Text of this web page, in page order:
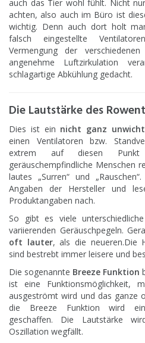
auch das Tier wohl fühlt. Nicht
achten, also auch im Büro ist
wichtig. Denn auch dort holt
falsch eingestellte
Vermengung der
angenehme Luftzirkulation
schlagartige Abkühlung gedacht.
Die Lautstärke des
Dies ist ein nicht ganz
einen Ventilatoren bzw.
extrem auf diesen
geräuschempfindliche Menschen
lautes „Surren“ und
Angaben der Hersteller und
Produktangaben nach.
So gibt es viele
variierenden Geräuschpegeln.
oft lauter, als die neueren.Die
sind bestrebt immer leisere und
Die sogenannte Breeze Funktion
ist eine Funktionsmöglichkeit,
ausgeströmt wird und das ganze
die Breeze Funktion wird ein
geschaffen. Die Lautstärke
Oszillation wegfällt.